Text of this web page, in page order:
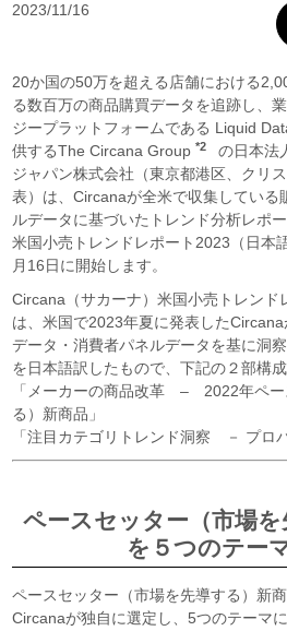
2023/11/16
20か国の50万を超える店舗における
る数百万の商品購買データを追跡し、
ジープラットフォームである Liquid
供するThe Circana Group*2 の日本法
ジャパン株式会社（東京都港区、クリ
表）は、Circanaが全米で収集している
ルデータに基づいたトレンド分析レポ
米国小売トレンドレポート2023（日本
月16日に開始します。
Circana（サカーナ）米国小売トレンド
は、米国で2023年夏に発表した
データ・消費者パネルデータを基に洞
を日本語訳したもので、下記の２部構成
「メーカーの商品改革 – 2022年ペー
る）新商品」
「注目カテゴリトレンド洞察 － プロ
ペースセッター（市場
を５つのテー
ペースセッター（市場を先導する）新
Circanaが独自に選定し、5つのテーマ